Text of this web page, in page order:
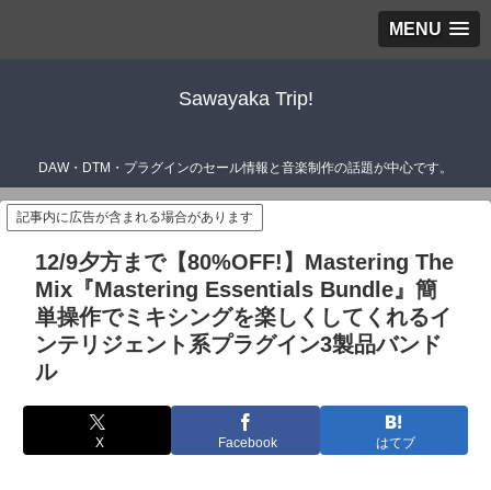
MENU
Sawayaka Trip!
DAW・DTM・プラグインのセール情報と音楽制作の話題が中心です。
記事内に広告が含まれる場合があります
12/9夕方まで【80%OFF!】Mastering The
Mix『Mastering Essentials Bundle』簡
単操作でミキシングを楽しくしてくれるイ
ンテリジェント系プラグイン3製品バンド
ル
X Facebook はてブ